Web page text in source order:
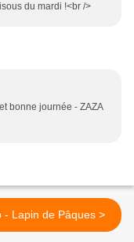
du mardi !<br />
bonne journée - ZAZA
Tuto - Lapin de Pâques >